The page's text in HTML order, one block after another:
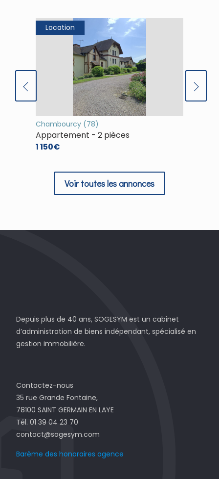
Location
Chambourcy (78)
Appartement - 2 pièces
1 150€
Voir toutes les annonces
Depuis plus de 40 ans, SOGESYM est un cabinet
d’administration de biens indépendant, spécialisé en
gestion immobilière.
Contactez-nous
35 rue Grande Fontaine,
78100 SAINT GERMAIN EN LAYE
Tél. 01 39 04 23 70
contact@sogesym.com
Barème des honoraires agence